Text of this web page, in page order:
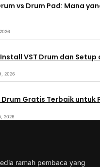
vs Drum Pad: Mana
VST Drum dan Setup
2026
Drum Gratis Terbaik untuk
2026
ramah pembaca yang